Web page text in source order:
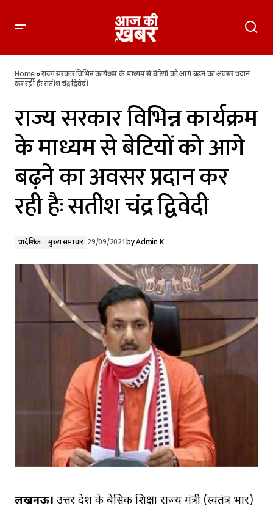
अवसर प्रदान कर रही हैः सतीश चंद्र द्विवेदी
Home»राज्य सरकार विभिन्न कार्यक्रम के माध्यम से बेटियों को आगे बढ़ने का अवसर प्रदान
कर रही हैः सतीश चंद्र द्विवेदी
राज्य सरकार विभिन्न कार्यक्रम
के माध्यम से बेटियों को आगे
बढ़ने का अवसर प्रदान कर
रही हैः सतीश चंद्र द्विवेदी
प्रादेशिक मुख्य समाचार 29/09/2021byAdmin K
लखनऊ। उत्तर प्रदेश के बेसिक शिक्षा राज्य मंत्री (स्वतंत्र प्रभार)